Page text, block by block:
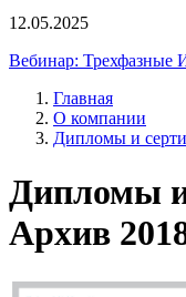
12.05.2025
Вебинар: Трехфазные
Главная
О компании
Дипломы и
Дипломы
Архив